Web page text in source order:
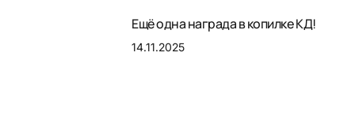
Ещё одна награда в копилке КД!
14.11.2025